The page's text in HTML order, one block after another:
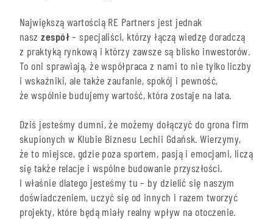
Największą wartością RE Partners jest jednak
naszzespół– specjaliści, którzy łączą wiedzę doradczą
z praktyką rynkową i którzy zawsze są blisko inwestorów.
To oni sprawiają, że współpraca z nami to nie tylko liczby
i wskaźniki, ale także zaufanie, spokój i pewność,
że wspólnie budujemy wartość, która zostaje na lata.
Dziś jesteśmy dumni, że możemy dołączyć do grona firm
skupionych w Klubie Biznesu Lechii Gdańsk. Wierzymy,
że to miejsce, gdzie poza sportem, pasją i emocjami, liczą
się także relacje i wspólne budowanie przyszłości.
I właśnie dlatego jesteśmy tu – by dzielić się naszym
doświadczeniem, uczyć się od innych i razem tworzyć
projekty, które będą miały realny wpływ na otoczenie.